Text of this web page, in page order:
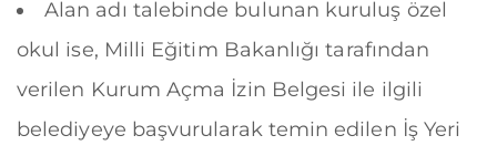
Alan adı talebinde bulunan kuruluş özel
okul ise, Milli Eğitim Bakanlığı tarafından
verilen Kurum Açma İzin Belgesi ile ilgili
belediyeye başvurularak temin edilen İş Yeri